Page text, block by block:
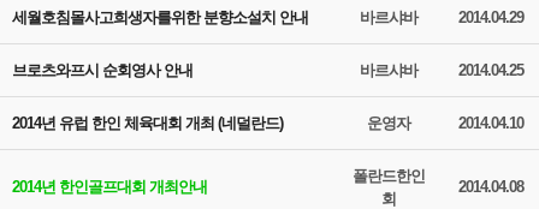
세월호침몰사고희생자를위한 분향소설치 안내 바르샤바 2014.04.29
브로츠와프시 순회영사 안내 바르샤바 2014.04.25
2014년 유럽 한인 체육대회 개최 (네덜란드) 운영자 2014.04.10
2014년 한인골프대회 개최안내
폴란드한인
회
2014.04.08